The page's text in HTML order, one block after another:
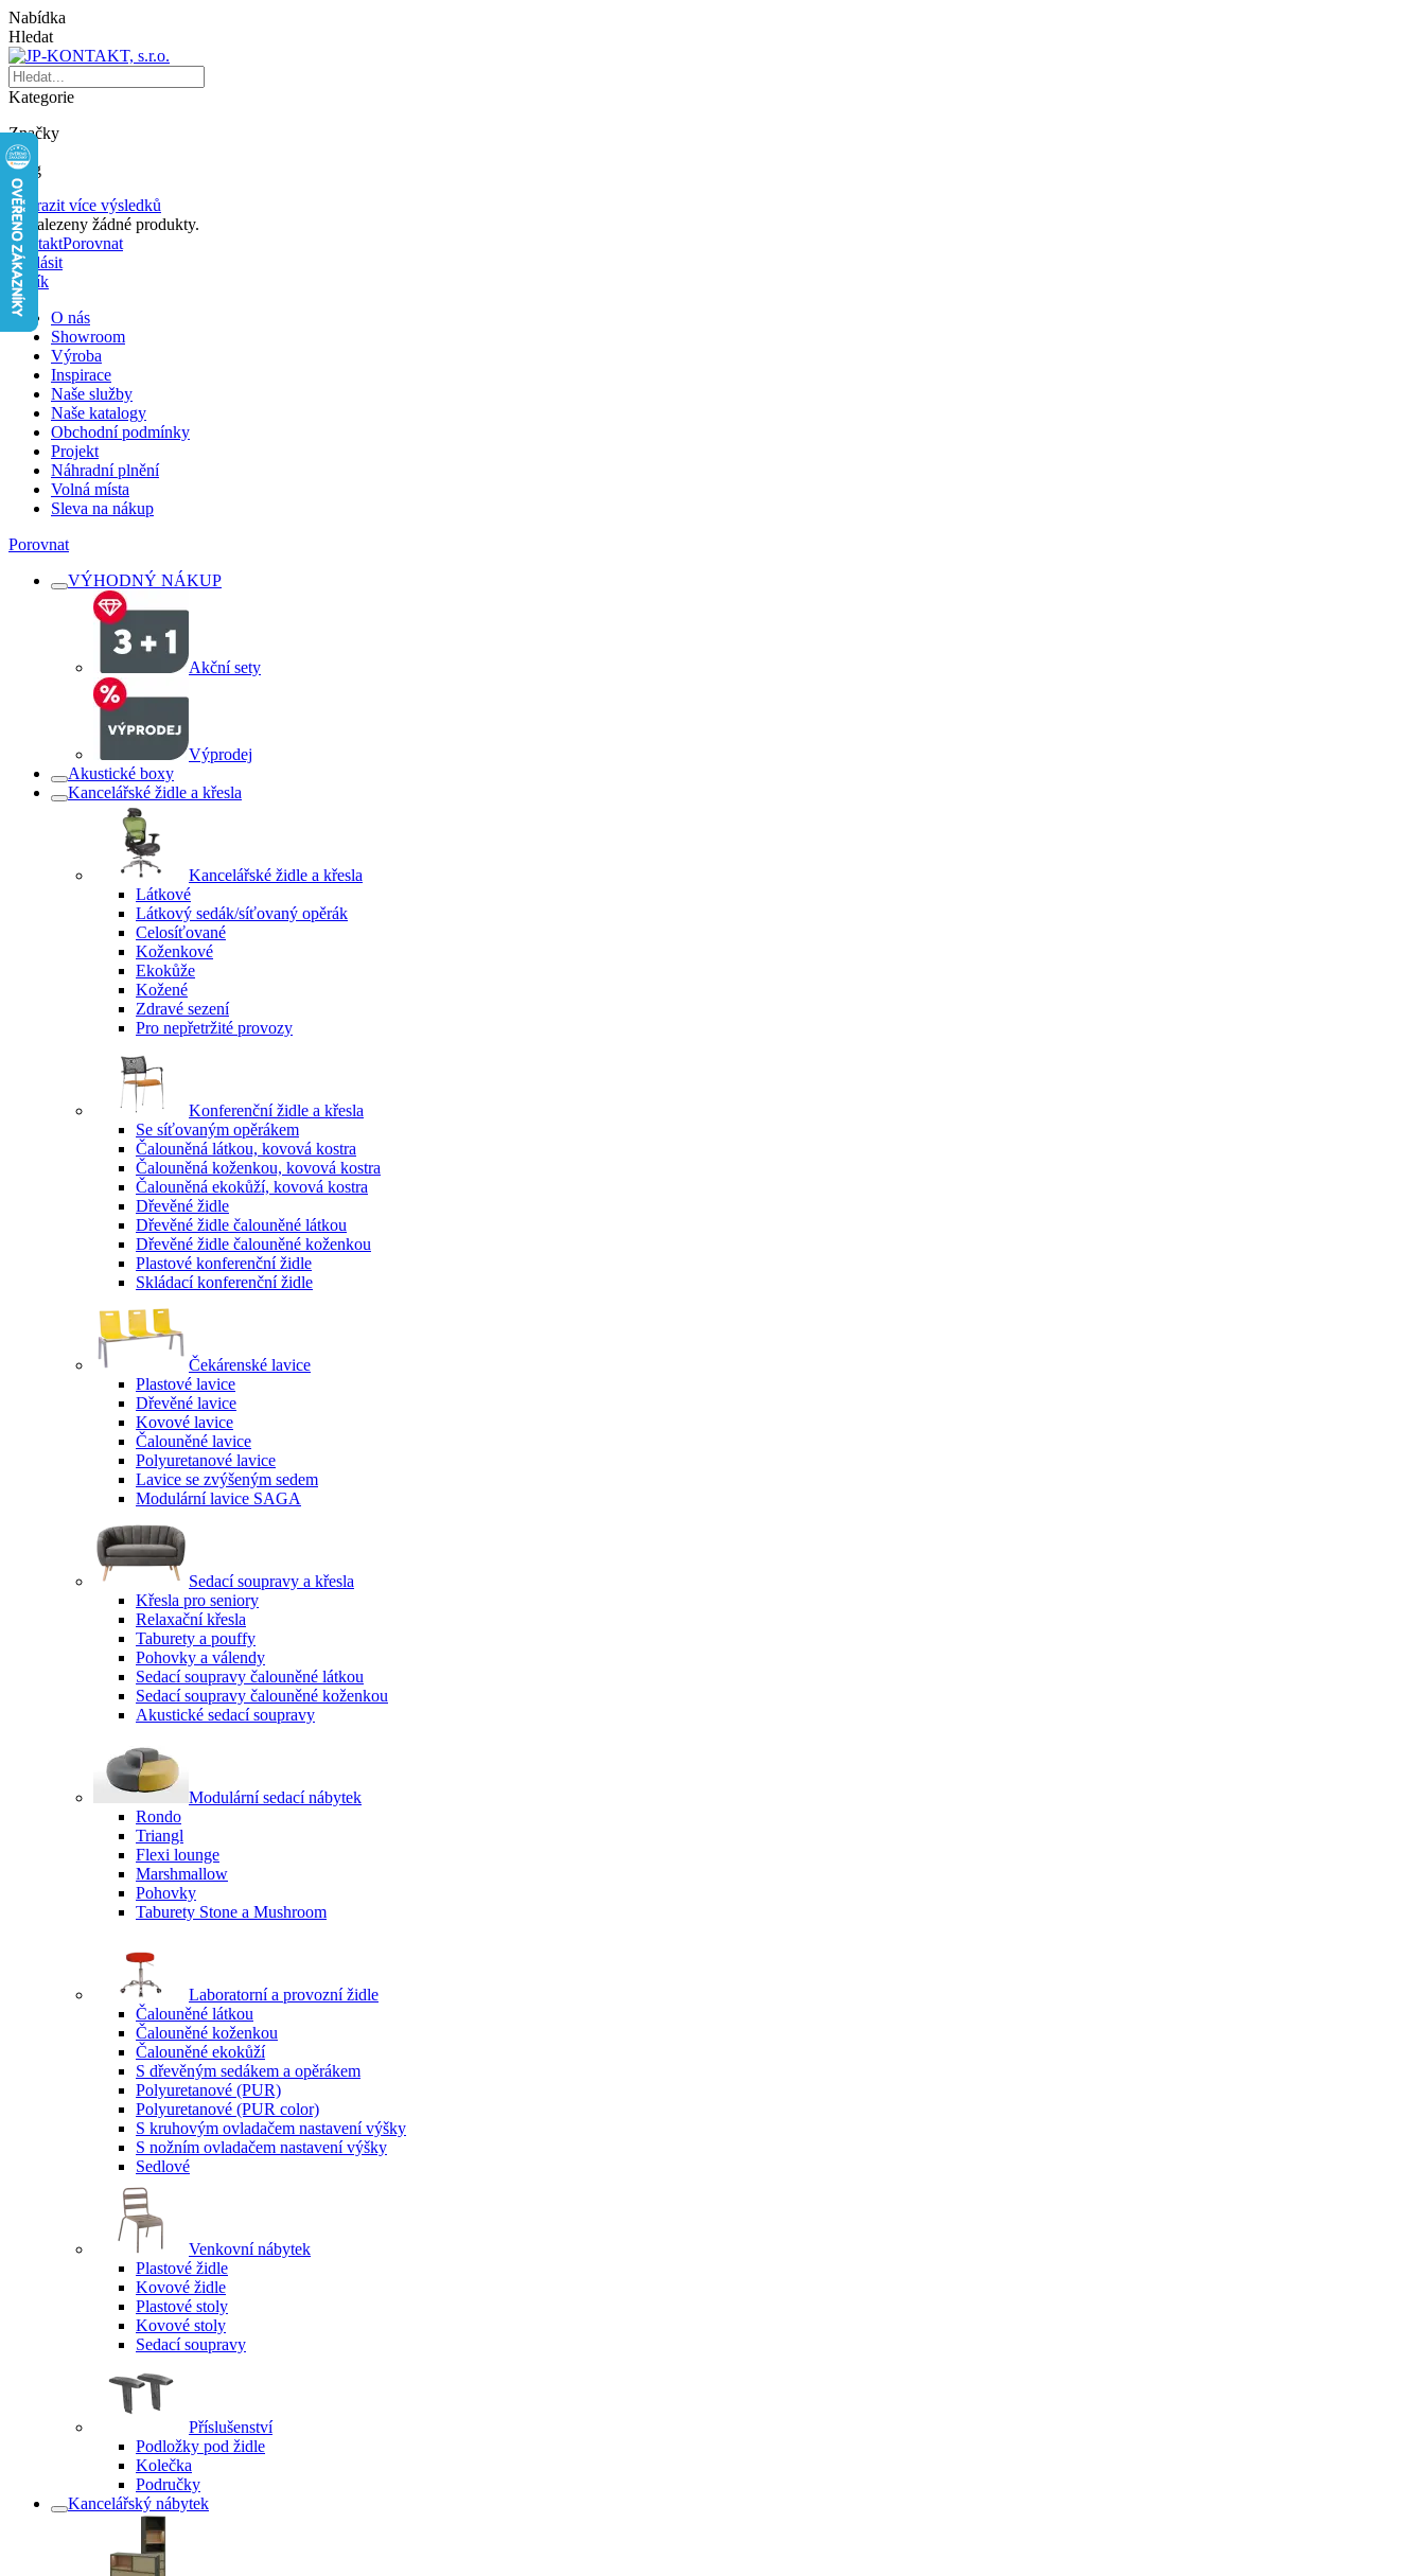
Nabídka
Hledat
Kategorie
Značky
Blog
Zobrazit více výsledků
Nenalezeny žádné produkty.
KontaktPorovnat
Přihlásit
Košík
O nás
Showroom
Výroba
Inspirace
Naše služby
Naše katalogy
Obchodní podmínky
Projekt
Náhradní plnění
Volná místa
Sleva na nákup
Porovnat
VÝHODNÝ NÁKUP
Akční sety
Výprodej
Akustické boxy
Kancelářské židle a křesla
Kancelářské židle a křesla
Látkové
Látkový sedák/síťovaný opěrák
Celosíťované
Koženkové
Ekokůže
Kožené
Zdravé sezení
Pro nepřetržité provozy
Konferenční židle a křesla
Se síťovaným opěrákem
Čalouněná látkou, kovová kostra
Čalouněná koženkou, kovová kostra
Čalouněná ekokůží, kovová kostra
Dřevěné židle
Dřevěné židle čalouněné látkou
Dřevěné židle čalouněné koženkou
Plastové konferenční židle
Skládací konferenční židle
Čekárenské lavice
Plastové lavice
Dřevěné lavice
Kovové lavice
Čalouněné lavice
Polyuretanové lavice
Lavice se zvýšeným sedem
Modulární lavice SAGA
Sedací soupravy a křesla
Křesla pro seniory
Relaxační křesla
Taburety a pouffy
Pohovky a válendy
Sedací soupravy čalouněné látkou
Sedací soupravy čalouněné koženkou
Akustické sedací soupravy
Modulární sedací nábytek
Rondo
Triangl
Flexi lounge
Marshmallow
Pohovky
Taburety Stone a Mushroom
Laboratorní a provozní židle
Čalouněné látkou
Čalouněné koženkou
Čalouněné ekokůží
S dřevěným sedákem a opěrákem
Polyuretanové (PUR)
Polyuretanové (PUR color)
S kruhovým ovladačem nastavení výšky
S nožním ovladačem nastavení výšky
Sedlové
Venkovní nábytek
Plastové židle
Kovové židle
Plastové stoly
Kovové stoly
Sedací soupravy
Příslušenství
Podložky pod židle
Kolečka
Područky
Kancelářský nábytek